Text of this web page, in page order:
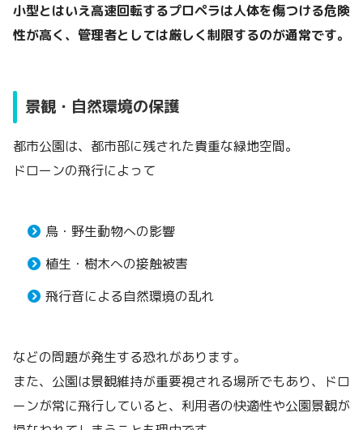
小型とはいえ高速回転するプロペラは人体を傷つける危険
性が高く、管理者としては厳しく制限するのが通常です。
景観・自然環境の保護
都市公園は、都市部に残された貴重な緑地空間。
ドローンの飛行によって
鳥・野生動物への影響
植生・樹木への接触被害
飛行音による自然環境の乱れ
などの問題が発生する恐れがあります。
また、公園は景観維持が重要視される場所でもあり、ドロ
ーンが常に飛行していると、利用者の快適性や公園景観が